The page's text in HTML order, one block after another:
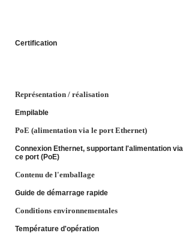
Certification
Représentation / réalisation
Empilable
PoE (alimentation via le port Ethernet)
Connexion Ethernet, supportant l'alimentation via
ce port (PoE)
Contenu de l'emballage
Guide de démarrage rapide
Conditions environnementales
Température d'opération